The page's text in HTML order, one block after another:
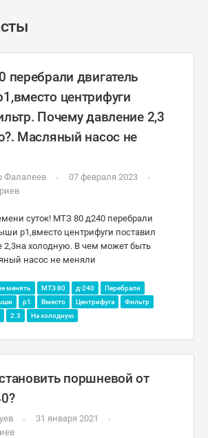
двигатель
центрифуги
Почему давление 2,3
Масляный насос не
Фалалеев
07 февраля 2023
суток! МТЗ 80 д240 перебрали
р1,вместо центрифуги поставил
2,3на холодную. В чем может быть
насос не меняли
менять МТЗ 80 д-240
Перебрали
р1 Вместо Центрифуга
Фильтр
2.3 На холодную
поршневой от
31 января 2021